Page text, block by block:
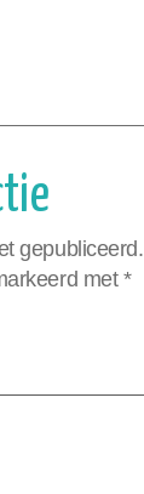
gepubliceerd.
met *